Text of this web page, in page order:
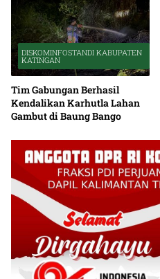
DISKOMINFOSTANDI KABUPATEN
KATINGAN
Tim Gabungan Berhasil
Kendalikan Karhutla Lahan
Gambut di Baung Bango